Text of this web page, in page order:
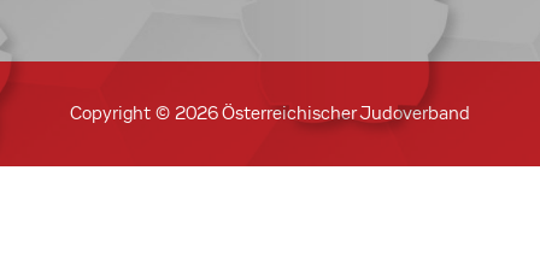
Copyright © 2026 Österreichischer Judoverband